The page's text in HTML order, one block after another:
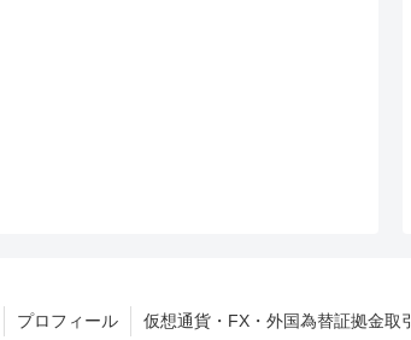
プロフィール 仮想通貨・FX・外国為替証拠金取引